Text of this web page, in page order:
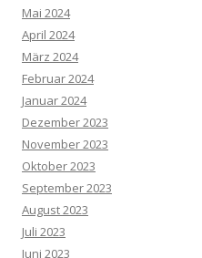
Mai 2024
April 2024
März 2024
Februar 2024
Januar 2024
Dezember 2023
November 2023
Oktober 2023
September 2023
August 2023
Juli 2023
Juni 2023